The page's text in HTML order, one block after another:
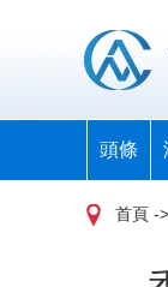
頭條
首頁 -